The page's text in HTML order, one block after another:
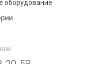
оборудование